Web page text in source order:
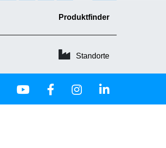
Produktfinder
Standorte